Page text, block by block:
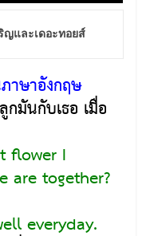
และเดอะทอยส์
าษาอังกฤษ
มันกับเธอ เมื่อ
flower I
are together?
everyday.